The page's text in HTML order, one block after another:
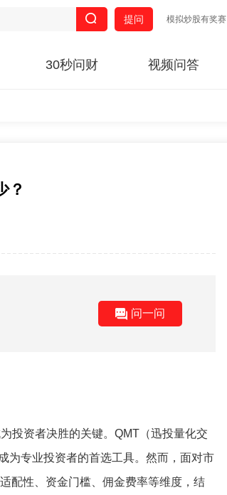
模拟炒股有奖赛
提问
30秒问财 视频问答
？
问一问
投资者决胜的关键。QMT（迅投量化交
为专业投资者的首选工具。然而，面对市
配性、资金门槛、佣金费率等维度，结